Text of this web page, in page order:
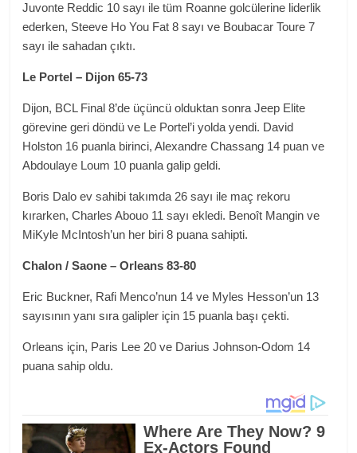
Juvonte Reddic 10 sayı ile tüm Roanne golcülerine liderlik
ederken, Steeve Ho You Fat 8 sayı ve Boubacar Toure 7
sayı ile sahadan çıktı.
Le Portel – Dijon 65-73
Dijon, BCL Final 8’de üçüncü olduktan sonra Jeep Elite
görevine geri döndü ve Le Portel’i yolda yendi. David
Holston 16 puanla birinci, Alexandre Chassang 14 puan ve
Abdoulaye Loum 10 puanla galip geldi.
Boris Dalo ev sahibi takımda 26 sayı ile maç rekoru
kırarken, Charles Abouo 11 sayı ekledi. Benoît Mangin ve
MiKyle McIntosh’un her biri 8 puana sahipti.
Chalon / Saone – Orleans 83-80
Eric Buckner, Rafi Menco’nun 14 ve Myles Hesson’un 13
sayısının yanı sıra galipler için 15 puanla başı çekti.
Orleans için, Paris Lee 20 ve Darius Johnson-Odom 14
puana sahip oldu.